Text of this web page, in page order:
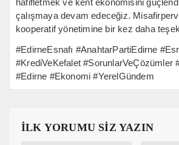
çalışmaya devam edeceğiz.
kooperatif yönetimine bir kez daha
#EdirneEsnafı #AnahtarPartiEdirne
#KrediVeKefalet #SorunlarVeÇözümler
#Edirne #Ekonomi #YerelGündem
İLK YORUMU SİZ YAZIN